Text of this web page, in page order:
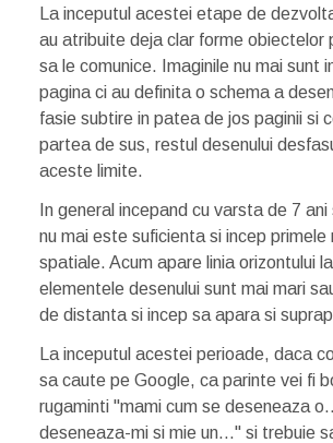
La inceputul acestei etape de
au atribuite deja clar forme obiectelor
sa le comunice. Imaginile nu mai sunt
pagina ci au definita o schema a
fasie subtire in patea de jos paginii si
partea de sus, restul desenului
aceste limite.
In general incepand cu varsta de 7
nu mai este suficienta si incep primele
spatiale. Acum apare linia orizontului
elementele desenului sunt mai mari
de distanta si incep sa apara si
La inceputul acestei perioade, daca
sa caute pe Google, ca parinte vei fi
rugaminti "mami cum se deseneaza
deseneaza-mi si mie un..." si trebuie